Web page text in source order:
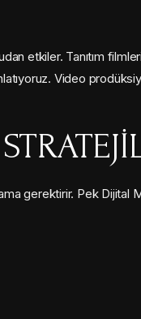
etkiler. Tanıtım
Video
gerektirir. Pek Dijital